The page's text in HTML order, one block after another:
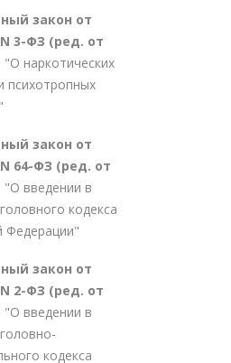
закон от
N 3-ФЗ (ред. от
"О наркотических
психотропных
закон от
N 64-ФЗ (ред. от
"О введении в
кодекса
Федерации"
закон от
N 2-ФЗ (ред. от
"О введении в
кодекса